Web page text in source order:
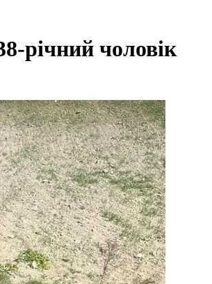
річний чоловік